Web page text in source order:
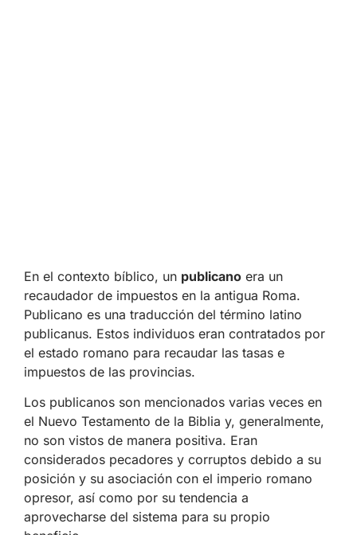
En el contexto bíblico, un publicano era un
recaudador de impuestos en la antigua Roma.
Publicano es una traducción del término latino
publicanus. Estos individuos eran contratados por
el estado romano para recaudar las tasas e
impuestos de las provincias.
Los publicanos son mencionados varias veces en
el Nuevo Testamento de la Biblia y, generalmente,
no son vistos de manera positiva. Eran
considerados pecadores y corruptos debido a su
posición y su asociación con el imperio romano
opresor, así como por su tendencia a
aprovecharse del sistema para su propio